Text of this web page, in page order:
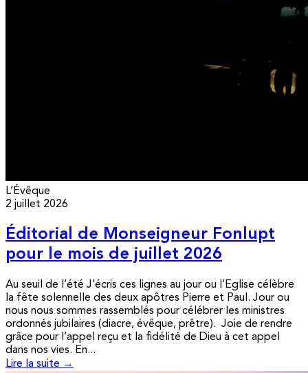
L’Évêque
2 juillet 2026
Éditorial de Monseigneur Fonlupt
pour le mois de juillet 2026
Au seuil de l’été J’écris ces lignes au jour ou l’Eglise célèbre
la fête solennelle des deux apôtres Pierre et Paul. Jour ou
nous nous sommes rassemblés pour célébrer les ministres
ordonnés jubilaires (diacre, évêque, prêtre). Joie de rendre
grâce pour l’appel reçu et la fidélité de Dieu à cet appel
dans nos vies. En...
Lire la suite →